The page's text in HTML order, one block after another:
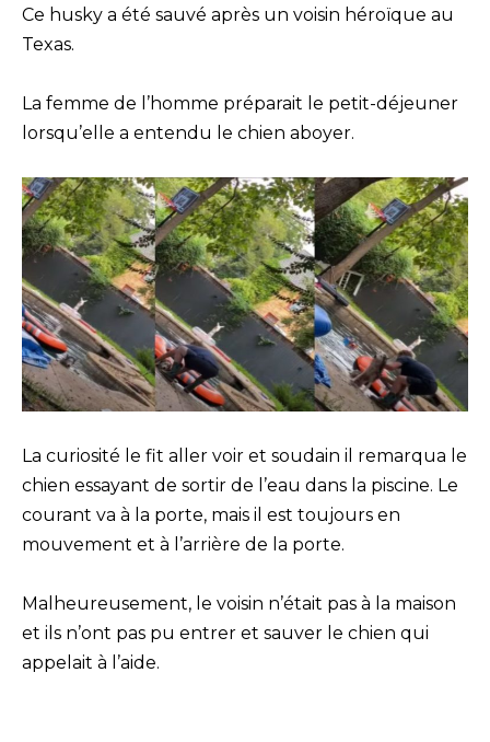
Ce husky a été sauvé après un voisin héroïque au
Texas.
La femme de l’homme préparait le petit-déjeuner
lorsqu’elle a entendu le chien aboyer.
La curiosité le fit aller voir et soudain il remarqua le
chien essayant de sortir de l’eau dans la piscine. Le
courant va à la porte, mais il est toujours en
mouvement et à l’arrière de la porte.
Malheureusement, le voisin n’était pas à la maison
et ils n’ont pas pu entrer et sauver le chien qui
appelait à l’aide.